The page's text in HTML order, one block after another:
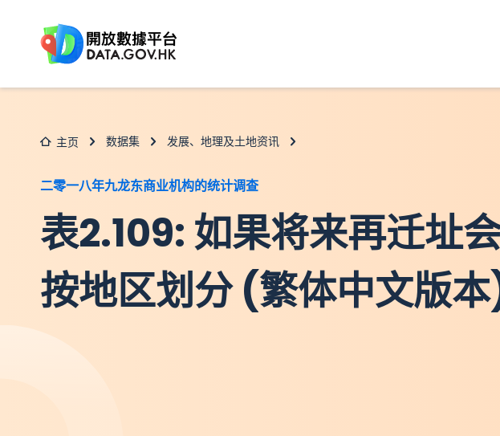
主页 数据集 发展、地理及土地资讯
二零一八年九龙东商业机构的统计调查
表2.109: 如果将来再迁址
按地区划分 (繁体中文版